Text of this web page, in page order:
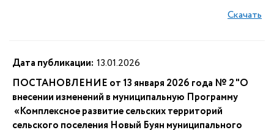
Скачать
Дата публикации: 13.01.2026
ПОСТАНОВЛЕНИЕ от 13 января 2026 года № 2 "О
внесении изменений в муниципальную Программу
«Комплексное развитие сельских территорий
сельского поселения Новый Буян муниципального